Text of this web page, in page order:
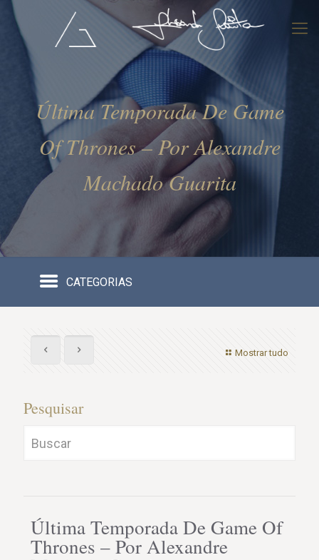
Última Temporada De Game
Of Thrones – Por Alexandre
Machado Guarita
CATEGORIAS
Mostrar tudo
Pesquisar
Última Temporada De Game Of
Thrones – Por Alexandre